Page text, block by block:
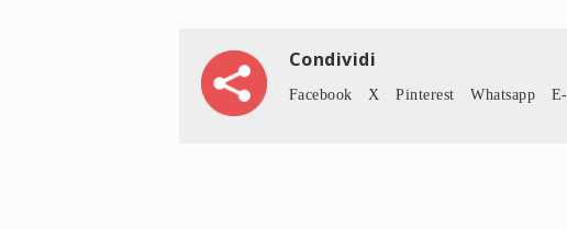
Condividi
Facebook X Pinterest Whatsapp